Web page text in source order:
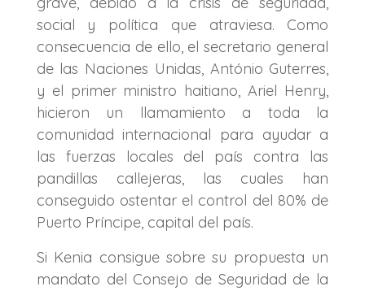
social y política que atraviesa. Como
consecuencia de ello, el secretario general
de las Naciones Unidas, António Guterres,
y el primer ministro haitiano, Ariel Henry,
hicieron un llamamiento a toda la
comunidad internacional para ayudar a
las fuerzas locales del país contra las
pandillas callejeras, las cuales han
conseguido ostentar el control del 80% de
Puerto Príncipe, capital del país.
Si Kenia consigue sobre su propuesta un
mandato del Consejo de Seguridad de la